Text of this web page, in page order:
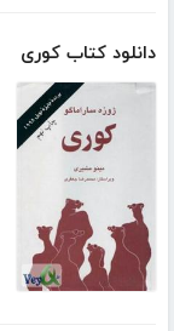
دانلود کتاب کوری